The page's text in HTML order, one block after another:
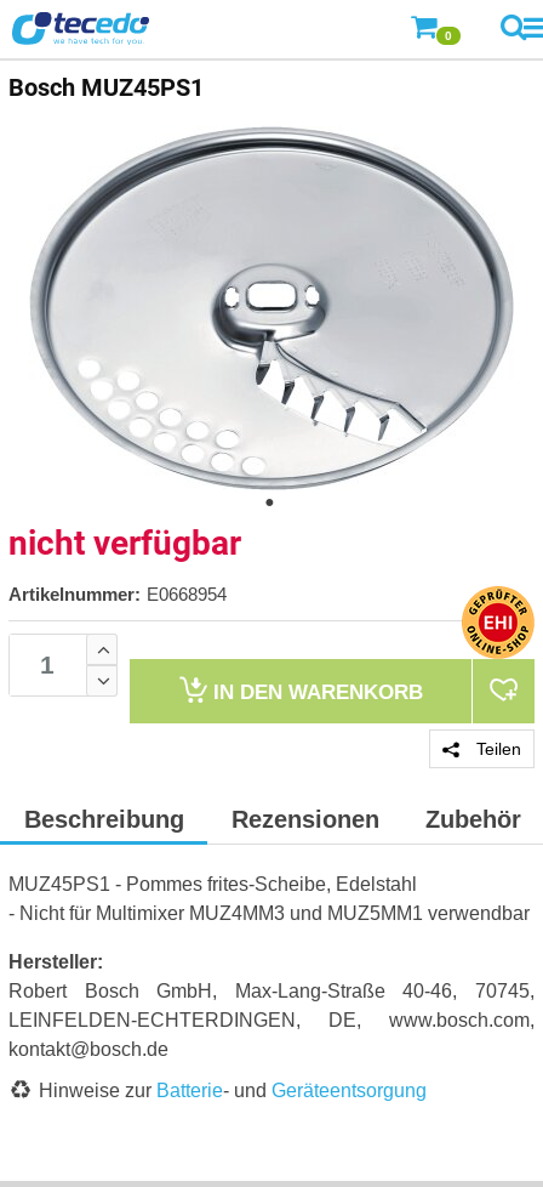
0
Bosch MUZ45PS1
nicht verfügbar
Artikelnummer: E0668954
IN DEN WARENKORB
Teilen
Beschreibung Rezensionen Zubehör
MUZ45PS1 - Pommes frites-Scheibe, Edelstahl
- Nicht für Multimixer MUZ4MM3 und MUZ5MM1 verwendbar
Hersteller:
Robert Bosch GmbH, Max-Lang-Straße 40-46, 70745,
LEINFELDEN-ECHTERDINGEN, DE, www.bosch.com,
kontakt@bosch.de
Hinweise zur Batterie- und Geräteentsorgung